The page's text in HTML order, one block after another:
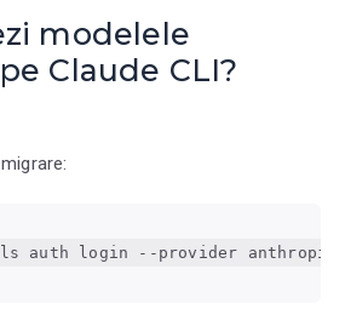
modelele
Claude CLI?
auth login --provider